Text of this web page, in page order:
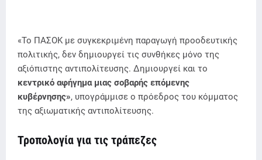
«Το ΠΑΣΟΚ με συγκεκριμένη παραγωγή προοδευτικής
πολιτικής, δεν δημιουργεί τις συνθήκες μόνο της
αξιόπιστης αντιπολίτευσης. Δημιουργεί και το
κεντρικό αφήγημα μιας σοβαρής επόμενης
κυβέρνησης», υπογράμμισε ο πρόεδρος του κόμματος
της αξιωματικής αντιπολίτευσης.
Τροπολογία για τις τράπεζες